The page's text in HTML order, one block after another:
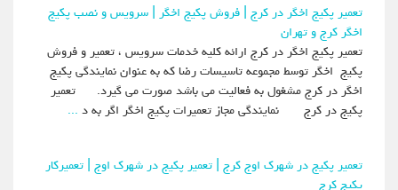
تعمیر پکیج اخگر در کرج | فروش پکیج اخگر | سرویس و نصب پکیج
اخگر کرج و تهران
تعمیر پکیج اخگر در کرج ارائه کلیه خدمات سرویس ، تعمیر و فروش
پکیج اخگر توسط مجموعه تاسیسات رضا که به عنوان نمایندگی پکیج
اخگر در کرج مشغول به فعالیت می باشد صورت می گیرد. تعمیر
پکیج در کرج نمایندگی مجاز تعمیرات پکیج اخگر اگر به د...
تعمیر پکیج در شهرک اوج کرج | تعمیر پکیج در شهرک اوج | تعمیرکار
پکیج کرج